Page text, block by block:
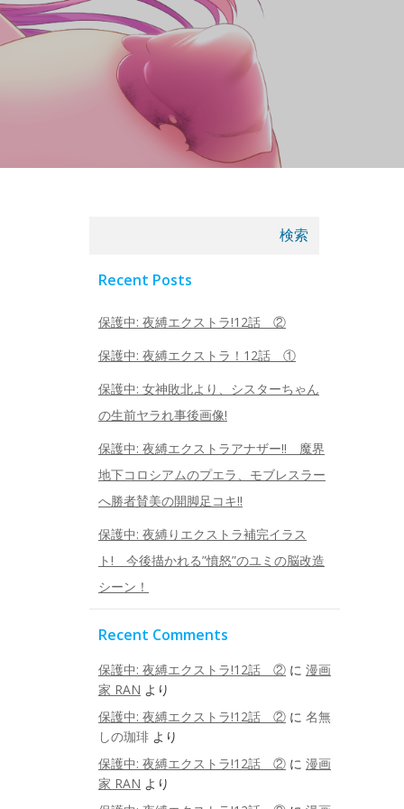
検索
Recent Posts
保護中: 夜縛エクストラ!12話 ②
保護中: 夜縛エクストラ！12話 ①
保護中: 女神敗北より、シスターちゃん
の生前ヤラれ事後画像!
保護中: 夜縛エクストラアナザー!! 魔界
地下コロシアムのプエラ、モブレスラー
へ勝者賛美の開脚足コキ!!
保護中: 夜縛りエクストラ補完イラス
ト! 今後描かれる”憤怒”のユミの脳改造
シーン！
Recent Comments
保護中: 夜縛エクストラ!12話 ② に 漫画
家 RAN より
保護中: 夜縛エクストラ!12話 ② に 名無
しの珈琲 より
保護中: 夜縛エクストラ!12話 ② に 漫画
家 RAN より